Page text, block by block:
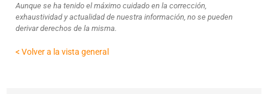
Aunque se ha tenido el máximo cuidado en la corrección,
exhaustividad y actualidad de nuestra información, no se pueden
derivar derechos de la misma.
< Volver a la vista general